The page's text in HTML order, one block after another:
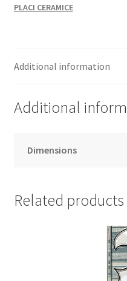
PLACI CERAMICE
Additional information
Additional
Dimensions
Related products